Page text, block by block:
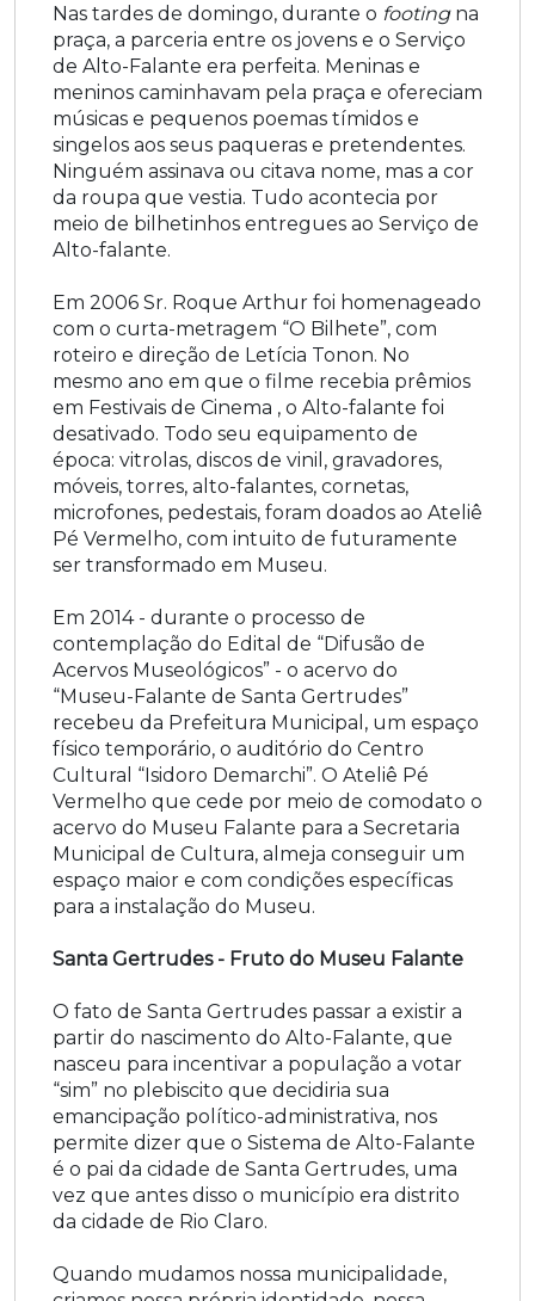
Nas tardes de domingo, durante o footing na
praça, a parceria entre os jovens e o Serviço
de Alto-Falante era perfeita. Meninas e
meninos caminhavam pela praça e ofereciam
músicas e pequenos poemas tímidos e
singelos aos seus paqueras e pretendentes.
Ninguém assinava ou citava nome, mas a cor
da roupa que vestia. Tudo acontecia por
meio de bilhetinhos entregues ao Serviço de
Alto-falante.
Em 2006 Sr. Roque Arthur foi homenageado
com o curta-metragem “O Bilhete”, com
roteiro e direção de Letícia Tonon. No
mesmo ano em que o filme recebia prêmios
em Festivais de Cinema , o Alto-falante foi
desativado. Todo seu equipamento de
época: vitrolas, discos de vinil, gravadores,
móveis, torres, alto-falantes, cornetas,
microfones, pedestais, foram doados ao Ateliê
Pé Vermelho, com intuito de futuramente
ser transformado em Museu.
Em 2014 - durante o processo de
contemplação do Edital de “Difusão de
Acervos Museológicos” - o acervo do
“Museu-Falante de Santa Gertrudes”
recebeu da Prefeitura Municipal, um espaço
físico temporário, o auditório do Centro
Cultural “Isidoro Demarchi”. O Ateliê Pé
Vermelho que cede por meio de comodato o
acervo do Museu Falante para a Secretaria
Municipal de Cultura, almeja conseguir um
espaço maior e com condições específicas
para a instalação do Museu.
Santa Gertrudes - Fruto do Museu Falante
O fato de Santa Gertrudes passar a existir a
partir do nascimento do Alto-Falante, que
nasceu para incentivar a população a votar
“sim” no plebiscito que decidiria sua
emancipação político-administrativa, nos
permite dizer que o Sistema de Alto-Falante
é o pai da cidade de Santa Gertrudes, uma
vez que antes disso o município era distrito
da cidade de Rio Claro.
Quando mudamos nossa municipalidade,